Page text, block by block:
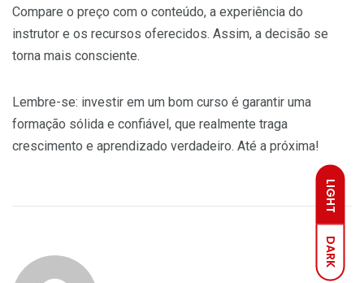
LIGHT
DARK
Compare o preço com o conteúdo, a experiência do
instrutor e os recursos oferecidos. Assim, a decisão se
torna mais consciente.
Lembre-se: investir em um bom curso é garantir uma
formação sólida e confiável, que realmente traga
crescimento e aprendizado verdadeiro. Até a próxima!